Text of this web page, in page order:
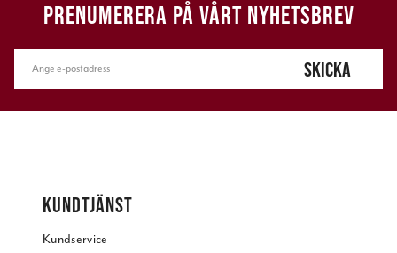
PRENUMERERA PÅ VÅRT NYHETSBREV
SKICKA
KUNDTJÄNST
Kundservice